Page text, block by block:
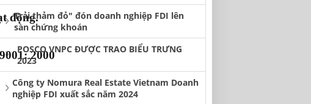
động.
2000
Trải thảm đỏ" đón doanh nghiệp FDI lên
sàn chứng khoán
POSCO VNPC ĐƯỢC TRAO BIỂU TRƯNG
2023
Công ty Nomura Real Estate Vietnam Doanh
nghiệp FDI xuất sắc năm 2024